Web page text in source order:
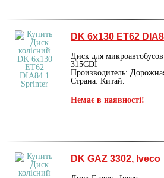
DK 6x130 ET62
Диск для
315CDI
Производитель:
Страна: Китай.
Немає в наявності!
DK GAZ 3302, Iveco